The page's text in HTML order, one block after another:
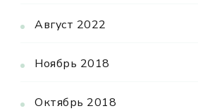
Август 2022
Ноябрь 2018
Октябрь 2018